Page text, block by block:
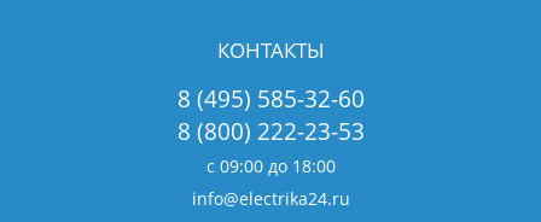
КОНТАКТЫ
8 (495) 585-32-60
8 (800) 222-23-53
с 09:00 до 18:00
info@electrika24.ru